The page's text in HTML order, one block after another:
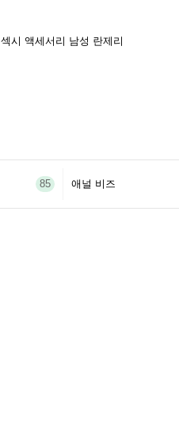
섹시 액세서리 남성 란제리
85 애널 비즈